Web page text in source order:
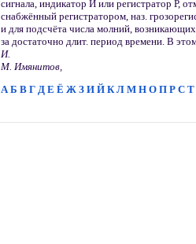
сигнала, индикатор И или регистратор Р,
снабжённый регистратором, наз.
и для подсчёта числа молний,
за достаточно длит. период времени. В
И.
М. Имянитов,
А Б В Г Д Е Ё Ж З И Й К Л М Н О П Р С Т